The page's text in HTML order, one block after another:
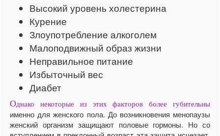
Высокий уровень холестерина
Курение
Злоупотребление алкоголем
Малоподвижный образ жизни
Неправильное питание
Избыточный вес
Диабет
Однако некоторые из этих факторов более губительны
именно для женского пола. До возникновения менопаузы
женский организм защищают половые гормоны. Но со